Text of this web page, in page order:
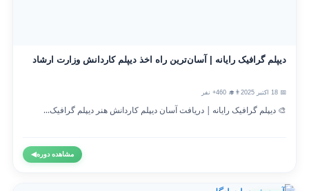
دیپلم گرافیک رایانه | آسان‌ترین راه اخذ دیپلم کاردانش وزارت ارشاد
👨‍🎓 460+ نفر
🎨 دیپلم گرافیک رایانه | دریافت آسان دیپلم کاردانش هنر دیپلم گرافیک...
مشاهده دوره◀